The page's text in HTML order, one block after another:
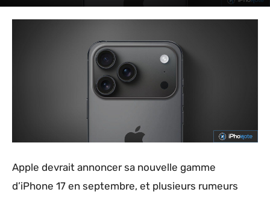
Apple devrait annoncer sa nouvelle gamme
d’iPhone 17 en septembre, et plusieurs rumeurs